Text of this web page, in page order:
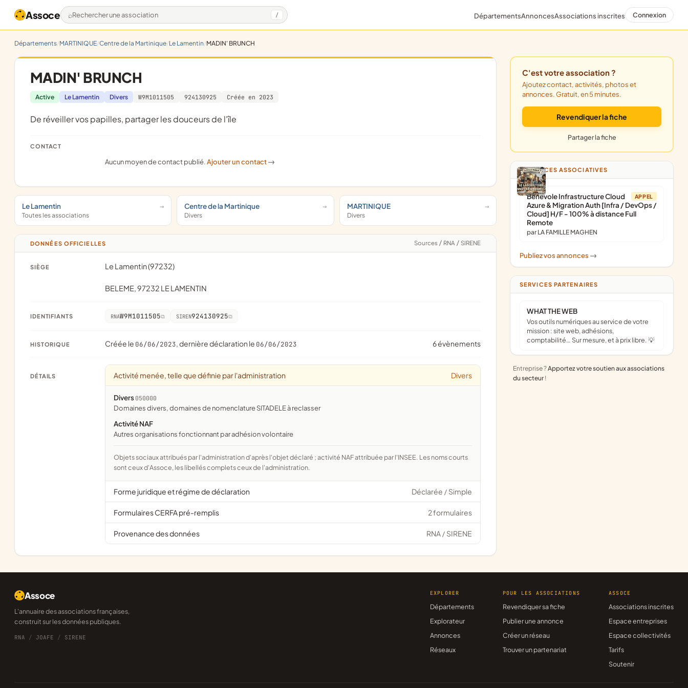
Assoce Rechercher une association / DépartementsAnnoncesAssociations inscrites Connexion
Départements MARTINIQUE Centre de la Martinique Le Lamentin MADIN' BRUNCH
MADIN' BRUNCH
Active Le Lamentin Divers W9M1011505 924130925 Créée en 2023
de réveiller vos papilles, partager les douceurs de l'île
CONTACT
Aucun moyen de contact publié.Ajouter un contact ->
Le Lamentin
Toutes les associations
Centre de la Martinique
Divers
MARTINIQUE
Divers
DONNÉES OFFICIELLES Sources / RNA / SIRENE
SIÈGE Le Lamentin (97232)
BELEME, 97232 LE LAMENTIN
IDENTIFIANTS RNAW9M1011505 SIREN924130925
HISTORIQUE Créée le 06/06/2023, dernière déclaration le 06/06/2023 6 évènements
DÉTAILS Activité menée, telle que définie par l'administration Divers
Divers 050000
domaines divers, domaines de nomenclature SITADELE à reclasser
Activité NAF
Autres organisations fonctionnant par adhésion volontaire
Objets sociaux attribués par l'administration d'après l'objet déclaré ; activité NAF attribuée par l'INSEE. Les noms courts
sont ceux d'Assoce, les libellés complets ceux de l'administration.
Forme juridique et régime de déclaration Déclarée / Simple
Formulaires CERFA pré-remplis 2 formulaires
Provenance des données RNA / SIRENE
C'est votre association ?
Ajoutez contact, activités, photos et
annonces. Gratuit, en 5 minutes.
Revendiquer la fiche
Partager la fiche
ANNONCES ASSOCIATIVES
APPEL
Bénévole Infrastructure Cloud
Azure & Migration Auth [Infra / DevOps /
Cloud] H/F - 100% à distance Full
Remote
par LA FAMILLE MAGHEN
Publiez vos annonces ->
SERVICES PARTENAIRES
WHAT THE WEB
Vos outils numériques au service de votre
mission : site web, adhésions,
comptabilité… Sur mesure, et à prix libre. 💡
Entreprise ?Apportez votre soutien aux associations
du secteur !
Assoce
L'annuaire des associations françaises,
construit sur les données publiques.
RNA / JOAFE / SIRENE
EXPLORER
Départements
Explorateur
Annonces
Réseaux
POUR LES ASSOCIATIONS
Revendiquer sa fiche
Publier une annonce
Créer un réseau
Trouver un partenariat
ASSOCE
Associations inscrites
Espace entreprises
Espace collectivités
Tarifs
Soutenir